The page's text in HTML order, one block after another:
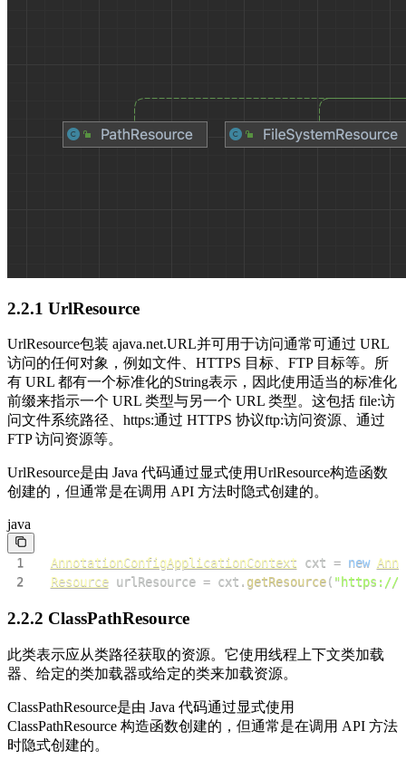
2.2.1 UrlResource
UrlResource包装 ajava.net.URL并可用于访问通常可通过 URL
访问的任何对象，例如文件、HTTPS 目标、FTP 目标等。所
有 URL 都有一个标准化的String表示，因此使用适当的标准化
前缀来指示一个 URL 类型与另一个 URL 类型。这包括 file:访
问文件系统路径、https:通过 HTTPS 协议ftp:访问资源、通过
FTP 访问资源等。
UrlResource是由 Java 代码通过显式使用UrlResource构造函数
创建的，但通常是在调用 API 方法时隐式创建的。
java
1 AnnotationConfigApplicationContext cxt = new
2
Resource urlResource = cxt . getResource( "https://
2.2.2 ClassPathResource
此类表示应从类路径获取的资源。它使用线程上下文类加载
器、给定的类加载器或给定的类来加载资源。
ClassPathResource是由 Java 代码通过显式使用
ClassPathResource 构造函数创建的，但通常是在调用 API 方法
时隐式创建的。